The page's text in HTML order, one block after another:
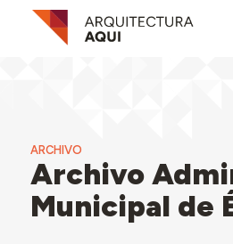
ARCHIVO
Archivo
Municipal de